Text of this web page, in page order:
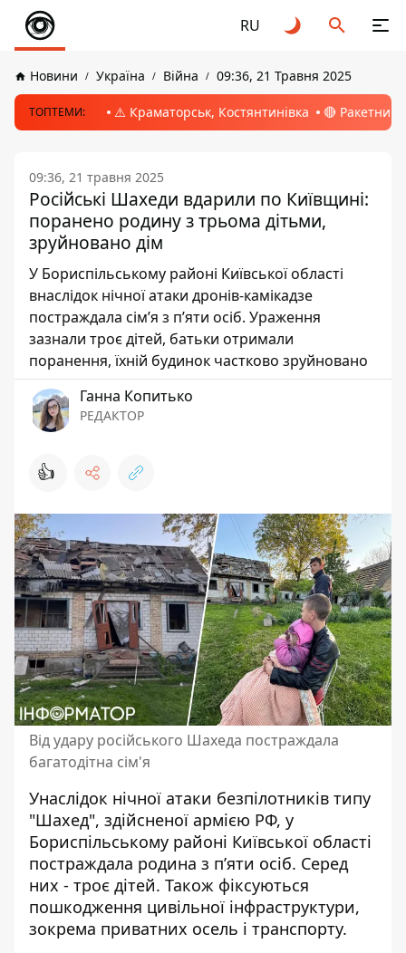
RU
Новини Україна Війна 09:36, 21 Травня 2025
ТОПТЕМИ: ⚠️ Краматорськ, Костянтинівка 🔴 Ракетний
09:36, 21 травня 2025
Російські Шахеди вдарили по Київщині:
поранено родину з трьома дітьми,
зруйновано дім
У Бориспільському районі Київської області
внаслідок нічної атаки дронів-камікадзе
постраждала сім’я з п’яти осіб. Ураження
зазнали троє дітей, батьки отримали
поранення, їхній будинок частково зруйновано
Ганна Копитько
РЕДАКТОР
👍
Від удару російського Шахеда постраждала
багатодітна сім'я
Унаслідок нічної атаки безпілотників типу
"Шахед", здійсненої армією РФ, у
Бориспільському районі Київської області
постраждала родина з п’яти осіб. Серед
них - троє дітей. Також фіксуються
пошкодження цивільної інфраструктури,
зокрема приватних осель і транспорту.